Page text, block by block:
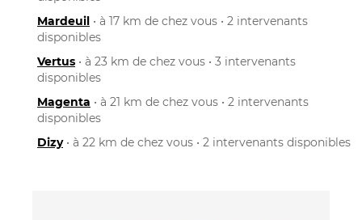
Mardeuil • à 17 km de chez vous • 2 intervenants
disponibles
Vertus • à 23 km de chez vous • 3 intervenants
disponibles
Magenta • à 21 km de chez vous • 2 intervenants
disponibles
Dizy• à 22 km de chez vous • 2 intervenants disponibles